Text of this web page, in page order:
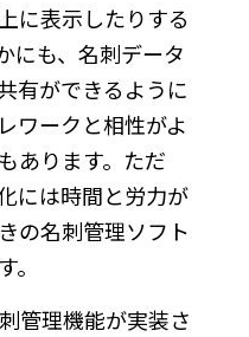
に表示したりする
にも、名刺データ
有ができるように
ワークと相性がよ
あります。ただ
には時間と労力が
の名刺管理ソフト
管理機能が実装さ